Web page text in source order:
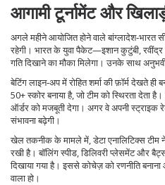
आगामी टूर्नामेंट और
अगले महीने आयोजित होने वाले बांग्लादेश‑भारत
रहेगी। भारत के युवा पैकेट—इशान कुटुंबी,
गति दिखाने का मौका मिलेगा। उनके साथ
बेटिंग लाइन‑अप में रोहित शर्मा की फ़ॉर्म देखते
50+ स्कोर बनाया है, जो टीम को स्थिरता देता
ऑर्डर को मजबूती देगा। अगर वे अपनी स्ट्राइक
संभावना बढ़ेगी।
खेल तकनीक के मामले में, डेटा एनालिटिक्स टीम
रखी है। बॉलिंग स्पीड, डिलिवरी प्लेसमेंट और
दिखाया गया है। इससे कोचेज़ को रणनीति
वाला हो।